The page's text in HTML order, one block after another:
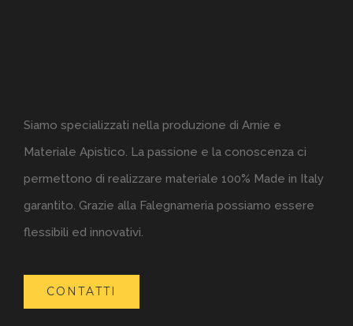
Siamo specializzati nella produzione di Arnie e
Materiale Apistico. La passione e la conoscenza ci
permettono di realizzare materiale 100% Made in Italy
garantito. Grazie alla Falegnameria possiamo essere
flessibili ed innovativi.
CONTATTI